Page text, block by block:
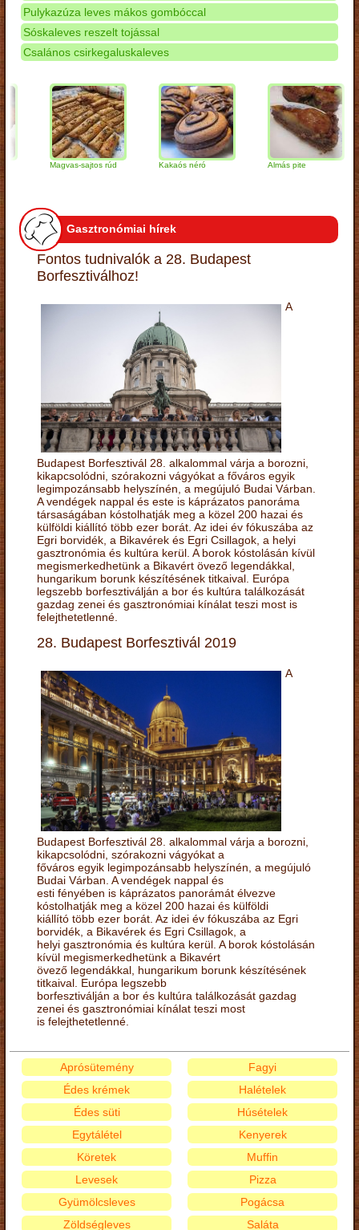
Pulykazúza leves mákos gombóccal
Sóskaleves reszelt tojással
Csalános csirkegaluskaleves
Magvas-sajtos rúd Kakaós néró Almás pite
Gasztronómiai hírek
Fontos tudnivalók a 28. Budapest
Borfesztiválhoz!
A
Budapest Borfesztivál 28. alkalommal várja a borozni,
kikapcsolódni, szórakozni vágyókat a főváros egyik
legimpozánsabb helyszínén, a megújuló Budai Várban.
A vendégek nappal és este is káprázatos panoráma
társaságában kóstolhatják meg a közel 200 hazai és
külföldi kiállító több ezer borát. Az idei év fókuszába az
Egri borvidék, a Bikavérek és Egri Csillagok, a helyi
gasztronómia és kultúra kerül. A borok kóstolásán kívül
megismerkedhetünk a Bikavért övező legendákkal,
hungarikum borunk készítésének titkaival. Európa
legszebb borfesztiválján a bor és kultúra találkozását
gazdag zenei és gasztronómiai kínálat teszi most is
felejthetetlenné.
28. Budapest Borfesztivál 2019
A
Budapest Borfesztivál 28. alkalommal várja a borozni,
kikapcsolódni, szórakozni vágyókat a
főváros egyik legimpozánsabb helyszínén, a megújuló
Budai Várban. A vendégek nappal és
esti fényében is káprázatos panorámát élvezve
kóstolhatják meg a közel 200 hazai és külföldi
kiállító több ezer borát. Az idei év fókuszába az Egri
borvidék, a Bikavérek és Egri Csillagok, a
helyi gasztronómia és kultúra kerül. A borok kóstolásán
kívül megismerkedhetünk a Bikavért
övező legendákkal, hungarikum borunk készítésének
titkaival. Európa legszebb
borfesztiválján a bor és kultúra találkozását gazdag
zenei és gasztronómiai kínálat teszi most
is felejthetetlenné.
Aprósütemény
Édes krémek
Édes süti
Egytálétel
Fagyi
Halételek
Húsételek
Kenyerek
Köretek
Levesek
Gyümölcsleves
Zöldségleves
Muffin
Pizza
Pogácsa
Saláta